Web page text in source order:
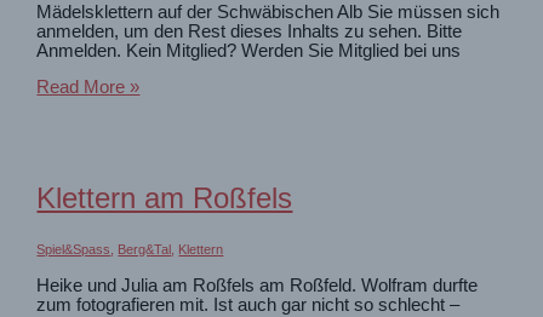
Mädelsklettern auf der Schwäbischen Alb Sie müssen sich
anmelden, um den Rest dieses Inhalts zu sehen. Bitte
Anmelden. Kein Mitglied? Werden Sie Mitglied bei uns
Klettern
Read More »
Klettern am Roßfels
Spiel&Spass Berg&Tal Klettern
Heike und Julia am Roßfels am Roßfeld. Wolfram durfte
zum fotografieren mit. Ist auch gar nicht so schlecht –